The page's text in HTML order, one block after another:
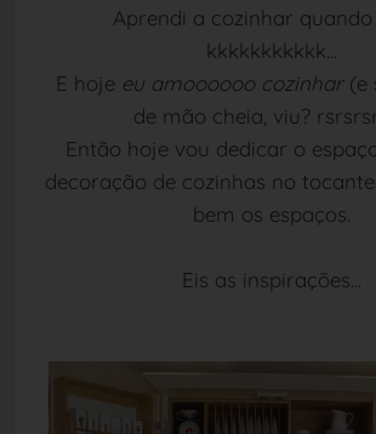
Aprendi a cozinhar quando
kkkkkkkkkkk...
E hoje eu amoooooo cozinhar(e
de mão cheia, viu?
Então hoje vou dedicar o
decoração de cozinhas no
bem os espaços.
Eis as inspirações...